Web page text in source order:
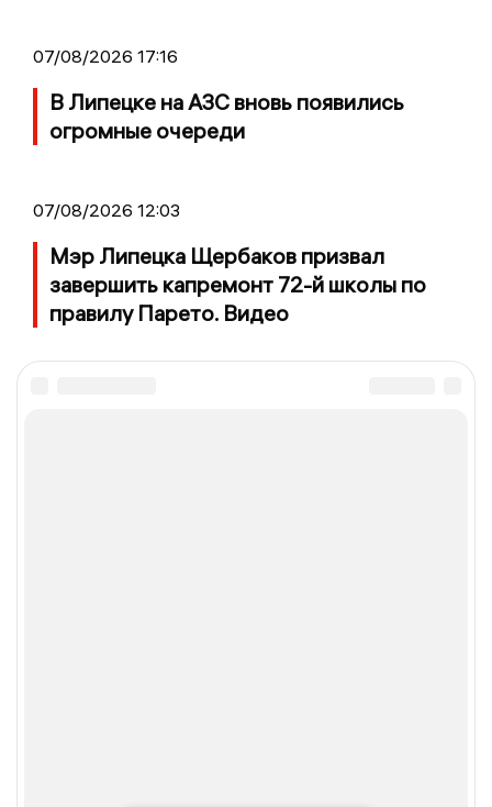
07/08/2026 17:16
В Липецке на АЗС вновь появились
огромные очереди
07/08/2026 12:03
Мэр Липецка Щербаков призвал
завершить капремонт 72-й школы по
правилу Парето. Видео